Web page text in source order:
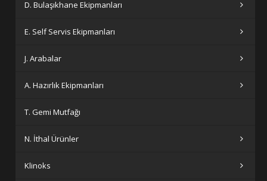
D. Bulaşıkhane Ekipmanları
E. Self Servis Ekipmanları
J. Arabalar
A. Hazırlık Ekipmanları
T. Gemi Mutfağı
N. İthal Ürünler
Klinoks